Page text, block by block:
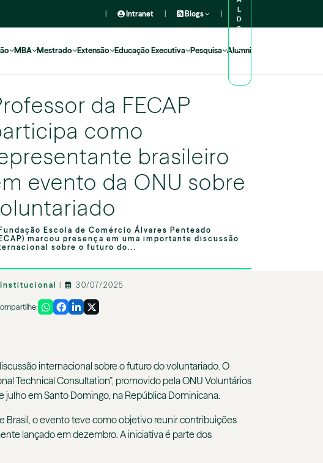
| Intranet | Blogs |
L
D
O
L
O
MBA Mestrado Extensão Educação Executiva Pesquisa Alumni
da FECAP
como
brasileiro
evento da ONU sobre
Escola de Comércio Álvares Penteado
marcou presença em uma importante discussão
sobre o futuro do...
Institucional 30/07/2025
internacional sobre o futuro do voluntariado. O
Technical Consultation”, promovido pela ONU Voluntários
julho em Santo Domingo, na República Dominicana.
Brasil, o evento teve como objetivo reunir contribuições
lançado em dezembro. A iniciativa é parte dos